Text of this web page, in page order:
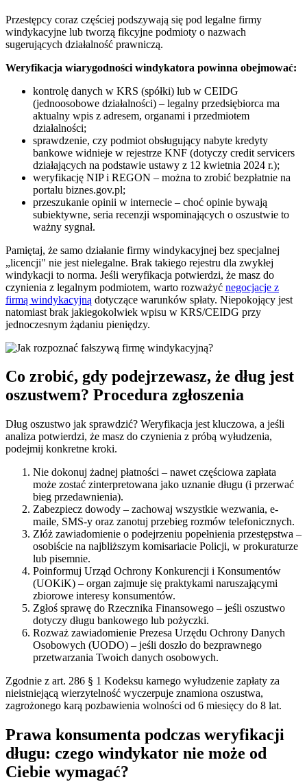
Przestępcy coraz częściej podszywają się pod legalne firmy
windykacyjne lub tworzą fikcyjne podmioty o nazwach
sugerujących działalność prawniczą.
Weryfikacja wiarygodności windykatora powinna obejmować:
kontrolę danych w KRS (spółki) lub w CEIDG
(jednoosobowe działalności) – legalny przedsiębiorca ma
aktualny wpis z adresem, organami i przedmiotem
działalności;
sprawdzenie, czy podmiot obsługujący nabyte kredyty
bankowe widnieje w rejestrze KNF (dotyczy credit servicers
działających na podstawie ustawy z 12 kwietnia 2024 r.);
weryfikację NIP i REGON – można to zrobić bezpłatnie na
portalu biznes.gov.pl;
przeszukanie opinii w internecie – choć opinie bywają
subiektywne, seria recenzji wspominających o oszustwie to
ważny sygnał.
Pamiętaj, że samo działanie firmy windykacyjnej bez specjalnej
„licencji" nie jest nielegalne. Brak takiego rejestru dla zwykłej
windykacji to norma. Jeśli weryfikacja potwierdzi, że masz do
czynienia z legalnym podmiotem, warto rozważyć negocjacje z
firmą windykacyjną dotyczące warunków spłaty. Niepokojący jest
natomiast brak jakiegokolwiek wpisu w KRS/CEIDG przy
jednoczesnym żądaniu pieniędzy.
Co zrobić, gdy podejrzewasz, że dług jest
oszustwem? Procedura zgłoszenia
Dług oszustwo jak sprawdzić? Weryfikacja jest kluczowa, a jeśli
analiza potwierdzi, że masz do czynienia z próbą wyłudzenia,
podejmij konkretne kroki.
Nie dokonuj żadnej płatności – nawet częściowa zapłata
może zostać zinterpretowana jako uznanie długu (i przerwać
bieg przedawnienia).
Zabezpiecz dowody – zachowaj wszystkie wezwania, e-
maile, SMS-y oraz zanotuj przebieg rozmów telefonicznych.
Złóż zawiadomienie o podejrzeniu popełnienia przestępstwa –
osobiście na najbliższym komisariacie Policji, w prokuraturze
lub pisemnie.
Poinformuj Urząd Ochrony Konkurencji i Konsumentów
(UOKiK) – organ zajmuje się praktykami naruszającymi
zbiorowe interesy konsumentów.
Zgłoś sprawę do Rzecznika Finansowego – jeśli oszustwo
dotyczy długu bankowego lub pożyczki.
Rozważ zawiadomienie Prezesa Urzędu Ochrony Danych
Osobowych (UODO) – jeśli doszło do bezprawnego
przetwarzania Twoich danych osobowych.
Zgodnie z art. 286 § 1 Kodeksu karnego wyłudzenie zapłaty za
nieistniejącą wierzytelność wyczerpuje znamiona oszustwa,
zagrożonego karą pozbawienia wolności od 6 miesięcy do 8 lat.
Prawa konsumenta podczas weryfikacji
długu: czego windykator nie może od
Ciebie wymagać?